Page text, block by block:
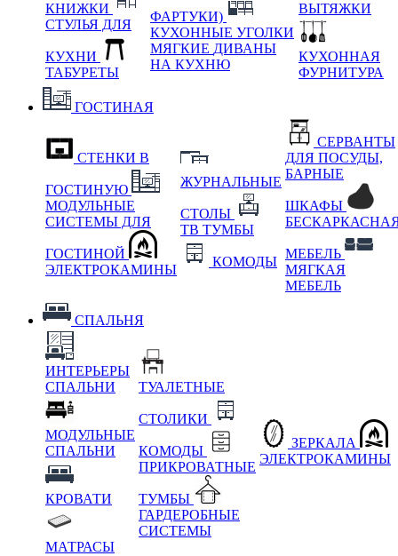
КНИЖКИ
СТУЛЬЯ ДЛЯ
КУХНИ
ТАБУРЕТЫ
ФАРТУКИ)
КУХОННЫЕ УГОЛКИ
МЯГКИЕ ДИВАНЫ
НА КУХНЮ
ВЫТЯЖКИ
КУХОННАЯ
ФУРНИТУРА
ГОСТИНАЯ
СТЕНКИ В
ГОСТИНУЮ
МОДУЛЬНЫЕ
СИСТЕМЫ ДЛЯ
ГОСТИНОЙ
ЭЛЕКТРОКАМИНЫ
ЖУРНАЛЬНЫЕ
СТОЛЫ
ТВ ТУМБЫ
КОМОДЫ
СЕРВАНТЫ
ДЛЯ ПОСУДЫ,
БАРНЫЕ
ШКАФЫ
МЕБЕЛЬ
МЯГКАЯ
МЕБЕЛЬ
СПАЛЬНЯ
ИНТЕРЬЕРЫ
СПАЛЬНИ
МОДУЛЬНЫЕ
СПАЛЬНИ
КРОВАТИ
МАТРАСЫ
ТУАЛЕТНЫЕ
СТОЛИКИ
КОМОДЫ
ПРИКРОВАТНЫЕ
ТУМБЫ
ГАРДЕРОБНЫЕ
СИСТЕМЫ
ЗЕРКАЛА
ЭЛЕКТРОКАМИНЫ